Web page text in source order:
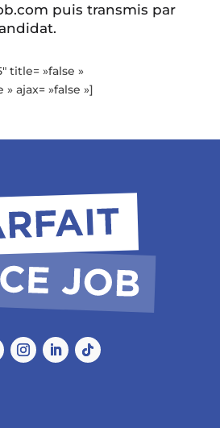
puis transmis par
title= »false »
ajax= »false »]